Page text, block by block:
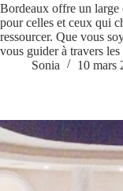
Bordeaux offre un large
pour celles et ceux qui
ressourcer. Que vous
vous guider à travers
Sonia
10 mars